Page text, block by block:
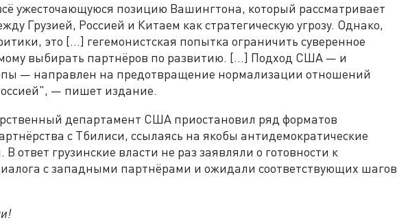
ужесточающуюся позицию Вашингтона, который рассматривает
Грузией, Россией и Китаем как стратегическую угрозу. Однако,
это […] гегемонистская попытка ограничить суверенное
выбирать партнёров по развитию. […] Подход США — и
— направлен на предотвращение нормализации отношений
— пишет издание.
департамент США приостановил ряд форматов
с Тбилиси, ссылаясь на якобы антидемократические
В ответ грузинские власти не раз заявляли о готовности к
с западными партнёрами и ожидали соответствующих шагов